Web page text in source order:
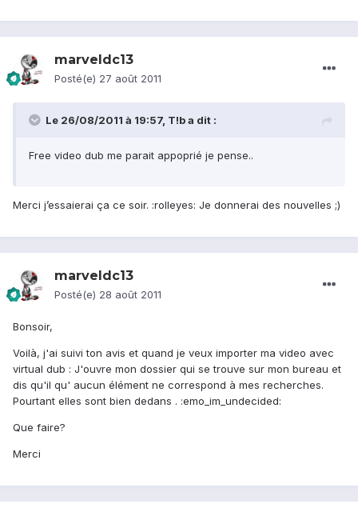
marveldc13
Posté(e) 27 août 2011
Le 26/08/2011 à 19:57, T!b a dit :
Free video dub me parait appoprié je pense..
Merci j’essaierai ça ce soir. :rolleyes: Je donnerai des nouvelles ;)
marveldc13
Posté(e) 28 août 2011
Bonsoir,
Voilà, j'ai suivi ton avis et quand je veux importer ma video avec
virtual dub : J'ouvre mon dossier qui se trouve sur mon bureau et
dis qu'il qu' aucun élément ne correspond à mes recherches.
Pourtant elles sont bien dedans . :emo_im_undecided:
Que faire?
Merci